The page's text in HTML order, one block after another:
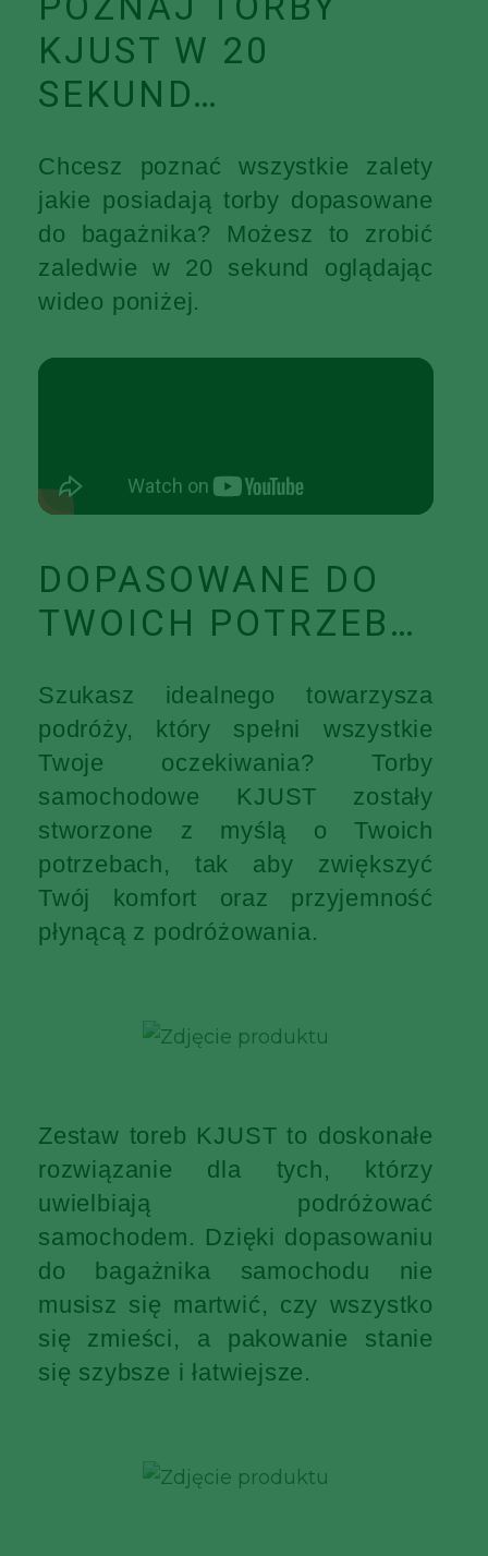
KJUST W 20
SEKUND…
Chcesz poznać wszystkie zalety
jakie posiadają torby dopasowane
do bagażnika? Możesz to zrobić
zaledwie w 20 sekund oglądając
wideo poniżej.
DOPASOWANE DO
TWOICH POTRZEB…
Szukasz idealnego towarzysza
podróży, który spełni wszystkie
Twoje oczekiwania? Torby
samochodowe KJUST zostały
stworzone z myślą o Twoich
potrzebach, tak aby zwiększyć
Twój komfort oraz przyjemność
płynącą z podróżowania.
Zestaw toreb KJUST to doskonałe
rozwiązanie dla tych, którzy
uwielbiają podróżować
samochodem. Dzięki dopasowaniu
do bagażnika samochodu nie
musisz się martwić, czy wszystko
się zmieści, a pakowanie stanie
się szybsze i łatwiejsze.